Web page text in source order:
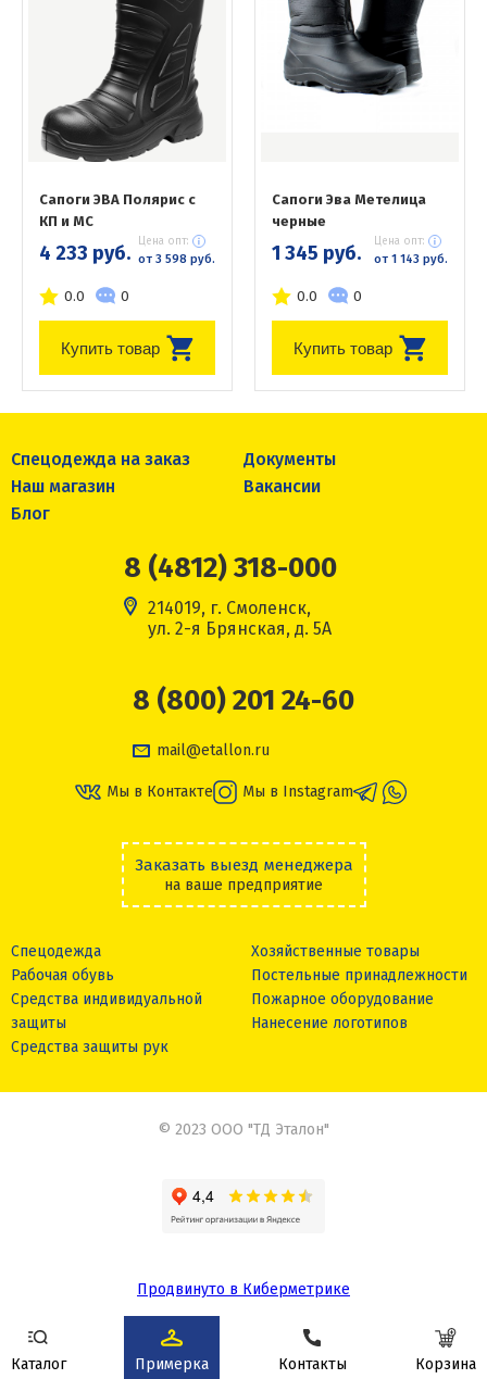
Сапоги ЭВА Полярис с
КП и МС
4 233 руб. Цена опт:
от 3 598 руб.
0.0 0
Купить товар
Сапоги Эва Метелица
черные
1 345 руб. Цена опт:
от 1 143 руб.
0.0 0
Купить товар
Каталог Примерка Контакты Корзина
Спецодежда на заказ
Документы
Наш магазин
Вакансии
Блог
8 (4812) 318-000
214019, г. Смоленск,
ул. 2-я Брянская, д. 5А
8 (800) 201 24-60
mail@etallon.ru
Мы в Контакте Мы в Instagram
Заказать выезд менеджера
на ваше предприятие
Спецодежда
Рабочая обувь
Средства индивидуальной
защиты
Средства защиты рук
Хозяйственные товары
Постельные принадлежности
Пожарное оборудование
Нанесение логотипов
© 2023 ООО "ТД Эталон"
Продвинуто в Киберметрике
Сделано в